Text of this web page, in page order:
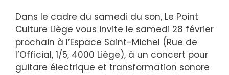
Dans le cadre du samedi du son, Le Point
Culture Liège vous invite le samedi 28 février
prochain à l’Espace Saint-Michel (Rue de
l’Official, 1/5, 4000 Liège), à un concert pour
guitare électrique et transformation sonore